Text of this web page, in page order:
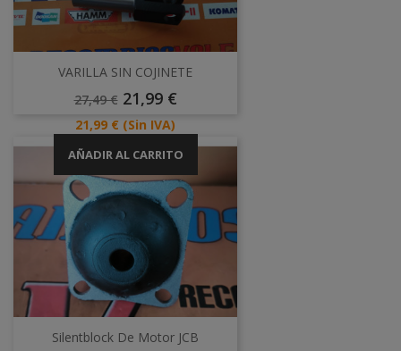
VARILLA SIN COJINETE
Precio
27,49 € Precio
21,99 €
Precio
21,99 € (Sin IVA)
AÑADIR AL CARRITO
Silentblock De Motor JCB